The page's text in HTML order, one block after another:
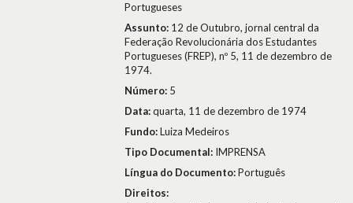
Portugueses
Assunto: 12 de Outubro, jornal central da
Federação Revolucionária dos Estudantes
Portugueses (FREP), nº 5, 11 de dezembro de
1974.
Número: 5
Data:quarta, 11 de dezembro de 1974
Fundo:Luiza Medeiros
Tipo Documental: IMPRENSA
Língua do Documento:Português
Direitos: